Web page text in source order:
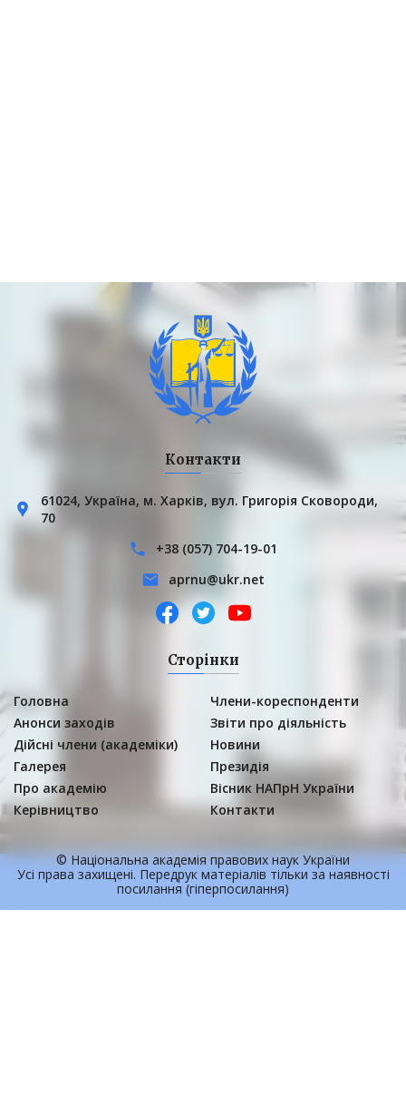
Контакти
61024, Українa, м. Харків, вул. Григорія Сковороди,
70
+38 (057) 704-19-01
aprnu@ukr.net
Сторінки
Головна
Анонси заходів
Дійсні члени (академіки)
Галерея
Про академію
Керівництво
Члени-кореспонденти
Звіти про діяльність
Новини
Президія
Вісник НАПрН України
Контакти
© Національна академія правових наук України
Усi права захищенi. Передрук матерiалiв тільки за наявності
посилання (гіперпосилання)